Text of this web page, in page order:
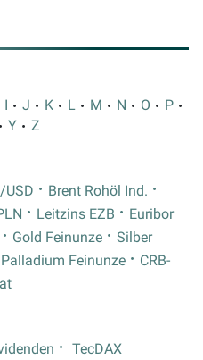
I J K L M N O
P
Y Z
USD
Brent Rohöl Ind.
Leitzins EZB
Euribor
Gold Feinunze
Silber
Palladium Feinunze
CRB-
TecDAX